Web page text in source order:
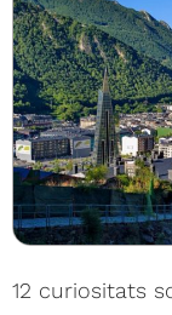
12 curiositats